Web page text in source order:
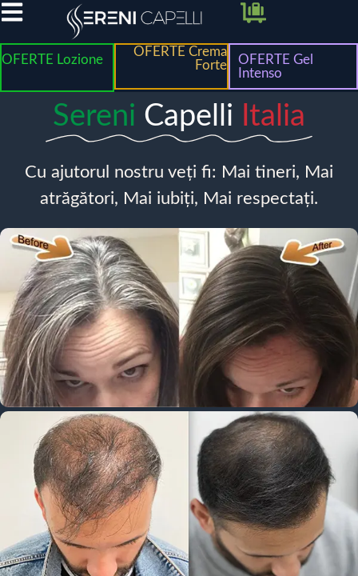
OFERTE Lozione
OFERTE Crema
Forte
OFERTE Gel
Intenso
Sereni Capelli Italia
Cu ajutorul nostru veți fi: Mai tineri, Mai
atrăgători, Mai iubiți, Mai respectați.